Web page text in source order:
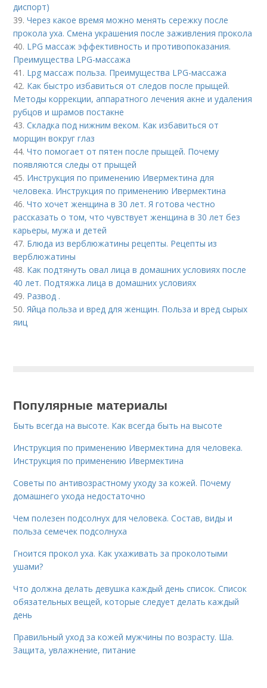
диспорт)
39.Через какое время можно менять сережку после
прокола уха. Смена украшения после заживления прокола
40. LPG массаж эффективность и противопоказания.
Преимущества LPG-массажа
41. Lpg массаж польза. Преимущества LPG-массажа
42. Как быстро избавиться от следов после прыщей.
Методы коррекции, аппаратного лечения акне и удаления
рубцов и шрамов постакне
43.Складка под нижним веком. Как избавиться от
морщин вокруг глаз
44.Что помогает от пятен после прыщей. Почему
появляются следы от прыщей
45. Инструкция по применению Ивермектина для
человека. Инструкция по применению Ивермектина
46.Что хочет женщина в 30 лет. Я готова честно
рассказать о том, что чувствует женщина в 30 лет без
карьеры, мужа и детей
47. Блюда из верблюжатины рецепты. Рецепты из
верблюжатины
48. Как подтянуть овал лица в домашних условиях после
40 лет. Подтяжка лица в домашних условиях
49. Развод .
50.Яйца польза и вред для женщин. Польза и вред сырых
яиц
Популярные материалы
Быть всегда на высоте. Как всегда быть на высоте
Инструкция по применению Ивермектина для человека.
Инструкция по применению Ивермектина
Советы по антивозрастному уходу за кожей. Почему
домашнего ухода недостаточно
Чем полезен подсолнух для человека. Состав, виды и
польза семечек подсолнуха
Гноится прокол уха. Как ухаживать за проколотыми
ушами?
Что должна делать девушка каждый день список. Список
обязательных вещей, которые следует делать каждый
день
Правильный уход за кожей мужчины по возрасту. Ша.
Защита, увлажнение, питание